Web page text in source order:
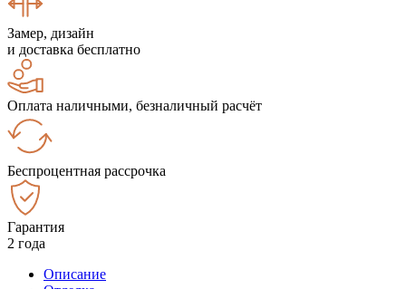
Замер, дизайн
и доставка бесплатно
Оплата наличными, безналичный расчёт
Беспроцентная рассрочка
Гарантия
2 года
Описание